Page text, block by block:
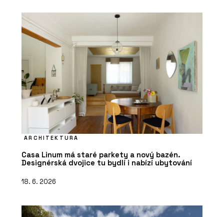
ARCHITEKTURA
Casa Linum má staré parkety a nový bazén.
Designérská dvojice tu bydlí i nabízí ubytování
18. 6. 2026